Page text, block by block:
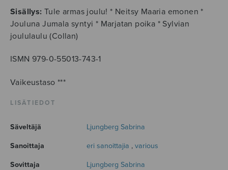
Sisällys: Tule armas joulu! * Neitsy Maaria emonen *
Jouluna Jumala syntyi * Marjatan poika * Sylvian
joululaulu (Collan)
ISMN 979-0-55013-743-1
Vaikeustaso ***
LISÄTIEDOT
Säveltäjä Ljungberg Sabrina
Sanoittaja eri sanoittajia , various
Sovittaja Ljungberg Sabrina